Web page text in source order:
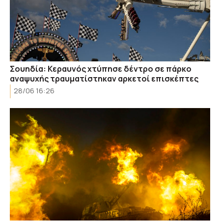
Σουηδία: Κεραυνός χτύπησε δέντρο σε πάρκο
αναψυχής τραυματίστηκαν αρκετοί επισκέπτες
28/06 16:26